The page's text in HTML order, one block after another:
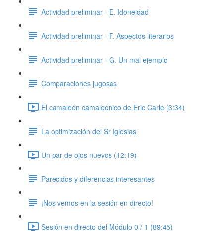
Actividad preliminar - E. Idoneidad
Actividad preliminar - F. Aspectos literarios
Actividad preliminar - G. Un mal ejemplo
Comparaciones jugosas
El camaleón camaleónico de Eric Carle (3:34)
La optimización del Sr Iglesias
Un par de ojos nuevos (12:19)
Parecidos y diferencias interesantes
¡Nos vemos en la sesión en directo!
Sesión en directo del Módulo 0 / 1 (89:45)